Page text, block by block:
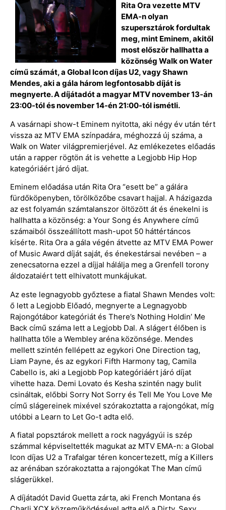
Rita Ora vezette MTV
EMA-n olyan
szupersztárok fordultak
meg, mint Eminem, akitől
most először hallhatta a
közönség Walk on Water
című számát, a Global Icon díjas U2, vagy Shawn
Mendes, aki a gála három legfontosabb díját is
megnyerte. A díjátadót a magyar MTV november 13-án
23:00-tól és november 14-én 21:00-tól ismétli.
A vasárnapi show-t Eminem nyitotta, aki négy év után tért
vissza az MTV EMA színpadára, méghozzá új száma, a
Walk on Water világpremierjével. Az emlékezetes előadás
után a rapper rögtön át is vehette a Legjobb Hip Hop
kategóriáért járó díjat.
Eminem előadása után Rita Ora “esett be” a gálára
fürdőköpenyben, törölközőbe csavart hajjal. A házigazda
az est folyamán számtalanszor öltözött át és énekelni is
hallhatta a közönség: a Your Song és Anywhere című
számaiból összeállított mash-upot 50 háttértáncos
kísérte. Rita Ora a gála végén átvette az MTV EMA Power
of Music Award díját saját, és énekestársai nevében – a
zenecsatorna ezzel a díjjal hálálja meg a Grenfell torony
áldozataiért tett elhivatott munkájukat.
Az este legnagyobb győztese a fiatal Shawn Mendes volt:
ő lett a Legjobb Előadó, megnyerte a Legnagyobb
Rajongótábor kategóriát és There’s Nothing Holdin’ Me
Back című száma lett a Legjobb Dal. A slágert élőben is
hallhatta tőle a Wembley aréna közönsége. Mendes
mellett szintén fellépett az egykori One Direction tag,
Liam Payne, és az egykori Fifth Harmony tag, Camila
Cabello is, aki a Legjobb Pop kategóriáért járó díjat
vihette haza. Demi Lovato és Kesha szintén nagy bulit
csináltak, előbbi Sorry Not Sorry és Tell Me You Love Me
című slágereinek mixével szórakoztatta a rajongókat, míg
utóbbi a Learn to Let Go-t adta elő.
A fiatal popsztárok mellett a rock nagyágyúi is szép
számmal képviseltették magukat az MTV EMA-n: a Global
Icon díjas U2 a Trafalgar téren koncertezett, míg a Killers
az arénában szórakoztatta a rajongókat The Man című
slágerükkel.
A díjátadót David Guetta zárta, aki French Montana és